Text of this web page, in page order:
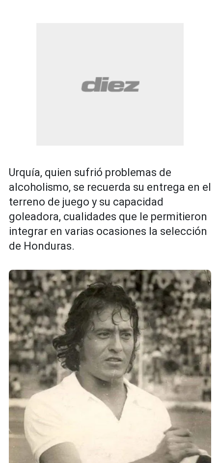
Urquía, quien sufrió problemas de
alcoholismo, se recuerda su entrega en el
terreno de juego y su capacidad
goleadora, cualidades que le permitieron
integrar en varias ocasiones la selección
de Honduras.